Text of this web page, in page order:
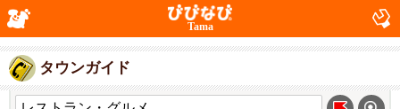
Tama
タウンガイド